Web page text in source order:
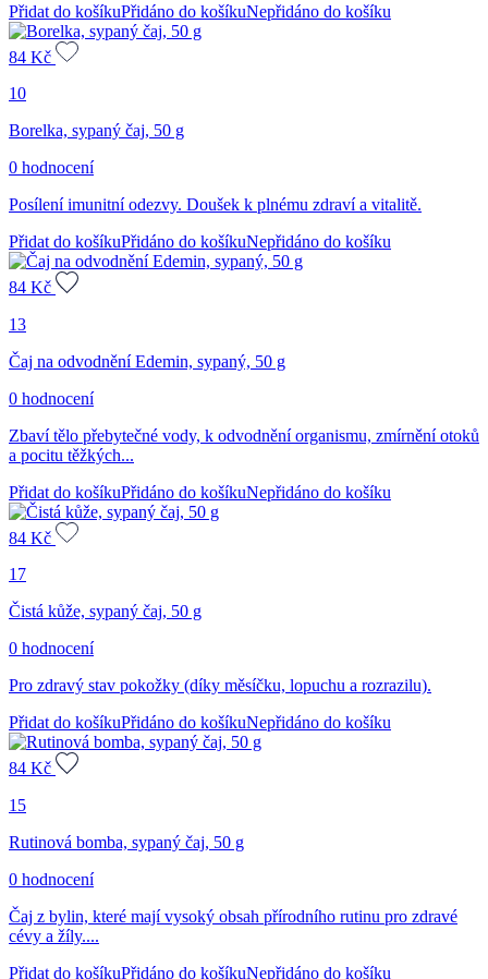
Přidat do košíkuPřidáno do košíkuNepřidáno do košíku
84 Kč
10
Borelka, sypaný čaj, 50 g
0 hodnocení
Posílení imunitní odezvy. Doušek k plnému zdraví a vitalitě.
Přidat do košíkuPřidáno do košíkuNepřidáno do košíku
84 Kč
13
Čaj na odvodnění Edemin, sypaný, 50 g
0 hodnocení
Zbaví tělo přebytečné vody, k odvodnění organismu, zmírnění otoků
a pocitu těžkých...
Přidat do košíkuPřidáno do košíkuNepřidáno do košíku
84 Kč
17
Čistá kůže, sypaný čaj, 50 g
0 hodnocení
Pro zdravý stav pokožky (díky měsíčku, lopuchu a rozrazilu).
Přidat do košíkuPřidáno do košíkuNepřidáno do košíku
84 Kč
15
Rutinová bomba, sypaný čaj, 50 g
0 hodnocení
Čaj z bylin, které mají vysoký obsah přírodního rutinu pro zdravé
cévy a žíly....
Přidat do košíkuPřidáno do košíkuNepřidáno do košíku